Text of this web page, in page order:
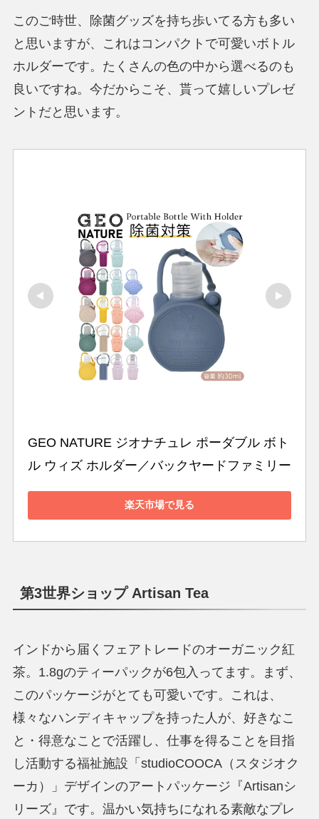
このご時世、除菌グッズを持ち歩いてる方も多い
と思いますが、これはコンパクトで可愛いボトル
ホルダーです。たくさんの色の中から選べるのも
良いですね。今だからこそ、貰って嬉しいプレゼ
ントだと思います。
GEO NATURE ジオナチュレ ポーダブル ボト
ル ウィズ ホルダー／バックヤードファミリー
楽天市場で見る
第3世界ショップ Artisan Tea
インドから届くフェアトレードのオーガニック紅
茶。1.8gのティーパックが6包入ってます。まず、
このパッケージがとても可愛いです。これは、
様々なハンディキャップを持った人が、好きなこ
と・得意なことで活躍し、仕事を得ることを目指
し活動する福祉施設「studioCOOCA（スタジオク
ーカ）」デザインのアートパッケージ『Artisanシ
リーズ』です。温かい気持ちになれる素敵なプレ